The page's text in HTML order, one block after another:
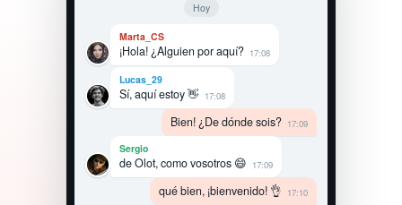
Hoy
Marta_CS
¡Hola! ¿Alguien por aquí? 17:08
Lucas_29
Sí, aquí estoy 👋 17:08
Bien! ¿De dónde sois? 17:09
Sergio
de Olot, como vosotros 😄 17:09
qué bien, ¡bienvenido! 👌 17:10